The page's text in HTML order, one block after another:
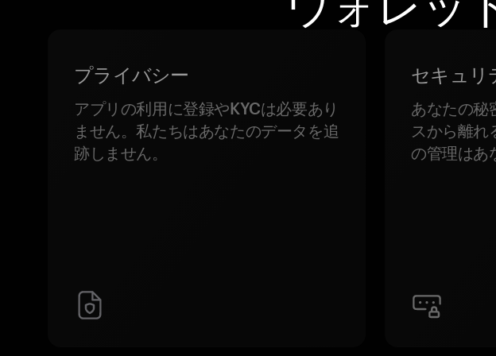
プライバシー
アプリの利用に登録やKYCは必要あり
ません。私たちはあなたのデータを追
跡しません。
セキュリ
あなたの秘
スから離れ
の管理はあ